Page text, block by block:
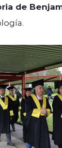
de